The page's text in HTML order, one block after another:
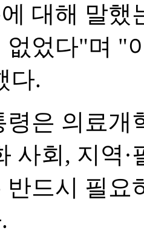
대해 말했
없었다"며 "
다.
령은 의료개
사회, 지역
반드시 필